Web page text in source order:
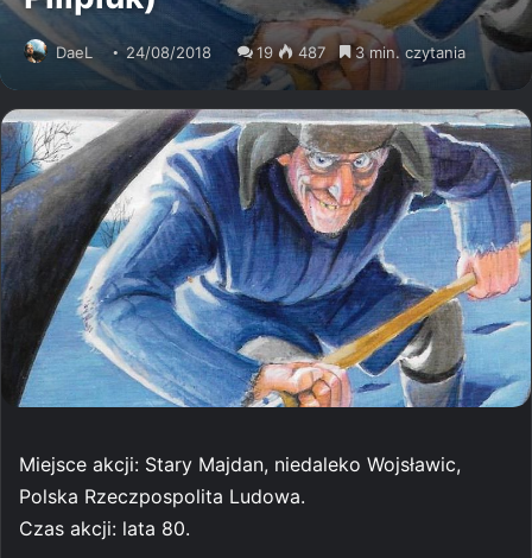
DaeL 24/08/2018 19 487 3 min. czytania
Miejsce akcji: Stary Majdan, niedaleko Wojsławic,
Polska Rzeczpospolita Ludowa.
Czas akcji: lata 80.